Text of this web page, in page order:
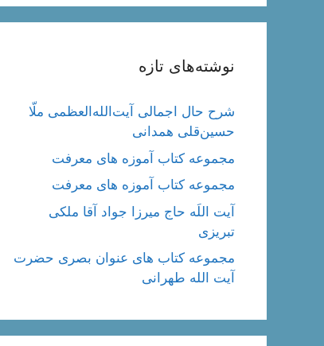
نوشته‌های تازه
شرح حال اجمالی آیت‌الله‌العظمی ملّا
حسین‌قلی همدانی
مجموعه کتاب آموزه های معرفت
مجموعه کتاب آموزه های معرفت
آیت اللَه حاج میرزا جواد آقا ملکی
تبریزی
مجموعه کتاب های عنوان بصری حضرت
آیت الله طهرانی